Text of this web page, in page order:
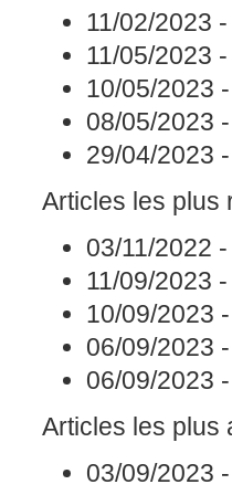
11/02/2023
11/05/2023
10/05/2023
08/05/2023
29/04/2023
Articles les plus
03/11/2022
11/09/2023
10/09/2023
06/09/2023
06/09/2023
Articles les plus
03/09/2023